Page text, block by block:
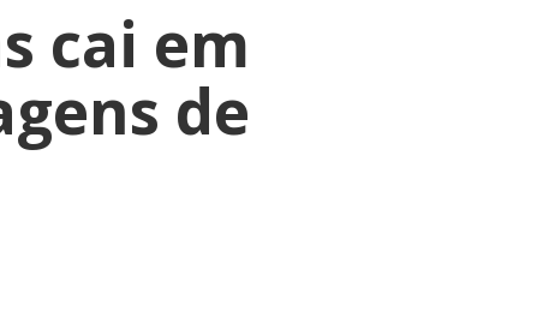
cai em
de